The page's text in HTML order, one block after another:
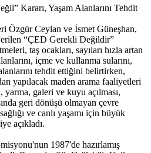
Kararı, Yaşam Alanlarını Tehdit
Özgür Ceylan ve İsmet Güneşhan,
“ÇED Gerekli Değildir”
taş ocakları, sayıları hızla artan
içme ve kullanma sularını,
tehdit ettiğini belirtirken,
yapılacak maden arama faaliyetleri
yarma, galeri ve kuyu açılması,
geri dönüşü olmayan çevre
ve canlı yaşamı için büyük
açıkladı.
1987'de hazırlamış